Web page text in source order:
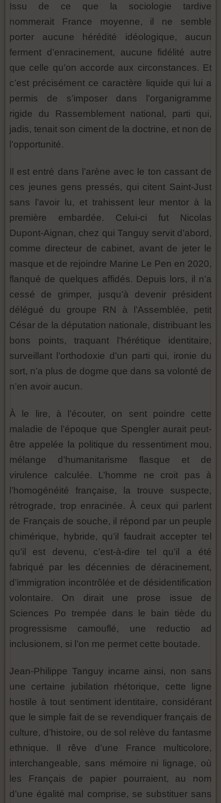
Issu de ce que la sociologie tardive
nommerait France moyenne, il ne semble
porter aucune hérédité idéologique, aucun
ferment d’enracinement, aucune fidélité autre
que celle qu’on accorde aux circonstances. Et
c’est précisément ce caractère liquide qui lui a
permis de s’imposer dans l’organigramme
rigide du Rassemblement national, parti qui,
jadis, tenait son ciment de la doctrine, et non de
l’opportunité.
Il est entré dans l’arène avec le ton cassant de
ces jeunes gens pressés, qui citent Saint-Just
sans l’avoir lu, et trahissent leur mentor à la
première embardée. Celui-ci fut Nicolas
Dupont-Aignan, chez qui Tanguy servit d’abord,
comme directeur de cabinet, avant de jeter le
masque et de rejoindre Marine Le Pen en 2020,
flanqué de quelques affidés. Depuis lors, il n’a
cessé de grimper, jusqu’à devenir président
délégué du groupe RN à l’Assemblée, petit
César de la députation nationale, distribuant les
bons points, traquant l’hérétique identitaire,
surveillant l’orthodoxie d’un parti qui, ironie du
sort, n’a plus de dogme que dans sa volonté de
n’en avoir aucun.
À le lire, à l’écouter, on sent poindre cette
maladie de l’époque que Spengler aurait peut-
être appelée la politique du ressentiment mou,
mélange d’humanitarisme flasque et de
virulence calculée. L’homme ne croit pas à
l’homogénéité française, la trouve suspecte,
rétrograde, trop enracinée. À ceux qui parlent
de Français de souche, il répond par un peuple
chimérique, hybride, qu’il faudrait accepter tel
qu’il est devenu, c’est-à-dire tel qu’il a été
fabriqué par les décennies de déracinement,
d’immigration incontrôlée et de désidentification
volontaire. On dirait une prose issue de
Sciences Po trempée dans le bain tiède du
progressisme camouflé, une reductio ad
inclusionem, si l’on me permet cette boutade.
Jean-Philippe Tanguy incarne ainsi, non sans
une certaine jubilation rhétorique, cette ligne
hostile à tout sentiment identitaire, considérant
que le simple fait de se revendiquer français de
culture, d’histoire, ou de sol relève du fantasme
ethnique. Il rêve d’une France multicolore,
interchangeable, sans mémoire ni lignage, où
les Français de papier pourraient, au nom
d’une égalité mal comprise, se substituer sans